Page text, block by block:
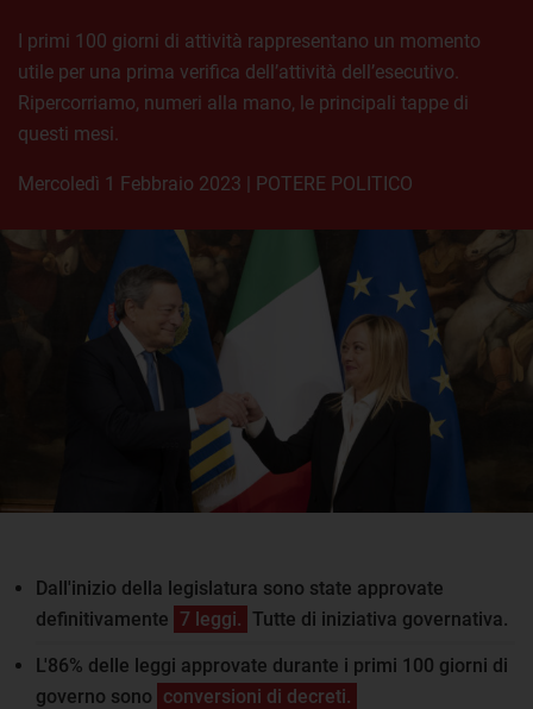
I primi 100 giorni di attività rappresentano un momento
utile per una prima verifica dell’attività dell’esecutivo.
Ripercorriamo, numeri alla mano, le principali tappe di
questi mesi.
mercoledì 1 Febbraio 2023 | POTERE POLITICO
Dall'inizio della legislatura sono state approvate
definitivamente 7 leggi. Tutte di iniziativa governativa.
L'86% delle leggi approvate durante i primi 100 giorni di
governo sono conversioni di decreti.